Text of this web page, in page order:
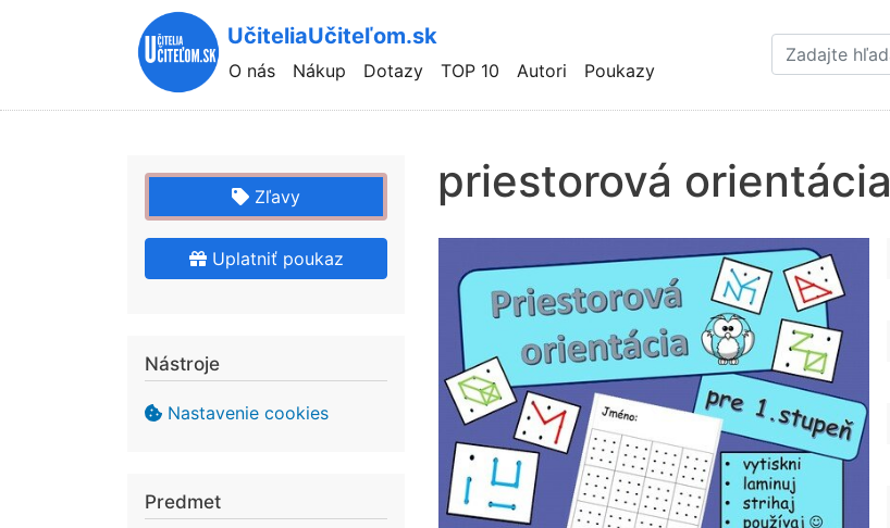
hlavný
UčiteliaUčiteľom.sk
Hlavní
navigace
O nás Nákup Dotazy TOP 10 Autori Poukazy
priestorová orientácia
Zľavy
Uplatniť poukaz
Nástroje
Nastavenie cookies
Predmet